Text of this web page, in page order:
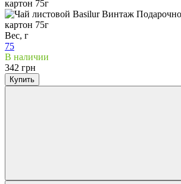
Вес, г
75
В наличии
342 грн
Купить